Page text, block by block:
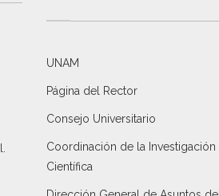
UNAM
Página del Rector
Consejo Universitario
Coordinación de la Investigación
Científica